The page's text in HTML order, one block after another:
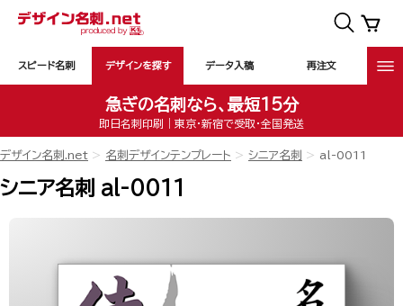
スピード名刺 デザインを探す データ入稿 再注文
急ぎの名刺なら、最短15分
即日名刺印刷｜東京・新宿で受取・全国発送
デザイン名刺.net 名刺デザインテンプレート シニア名刺 al-0011
シニア名刺 al-0011